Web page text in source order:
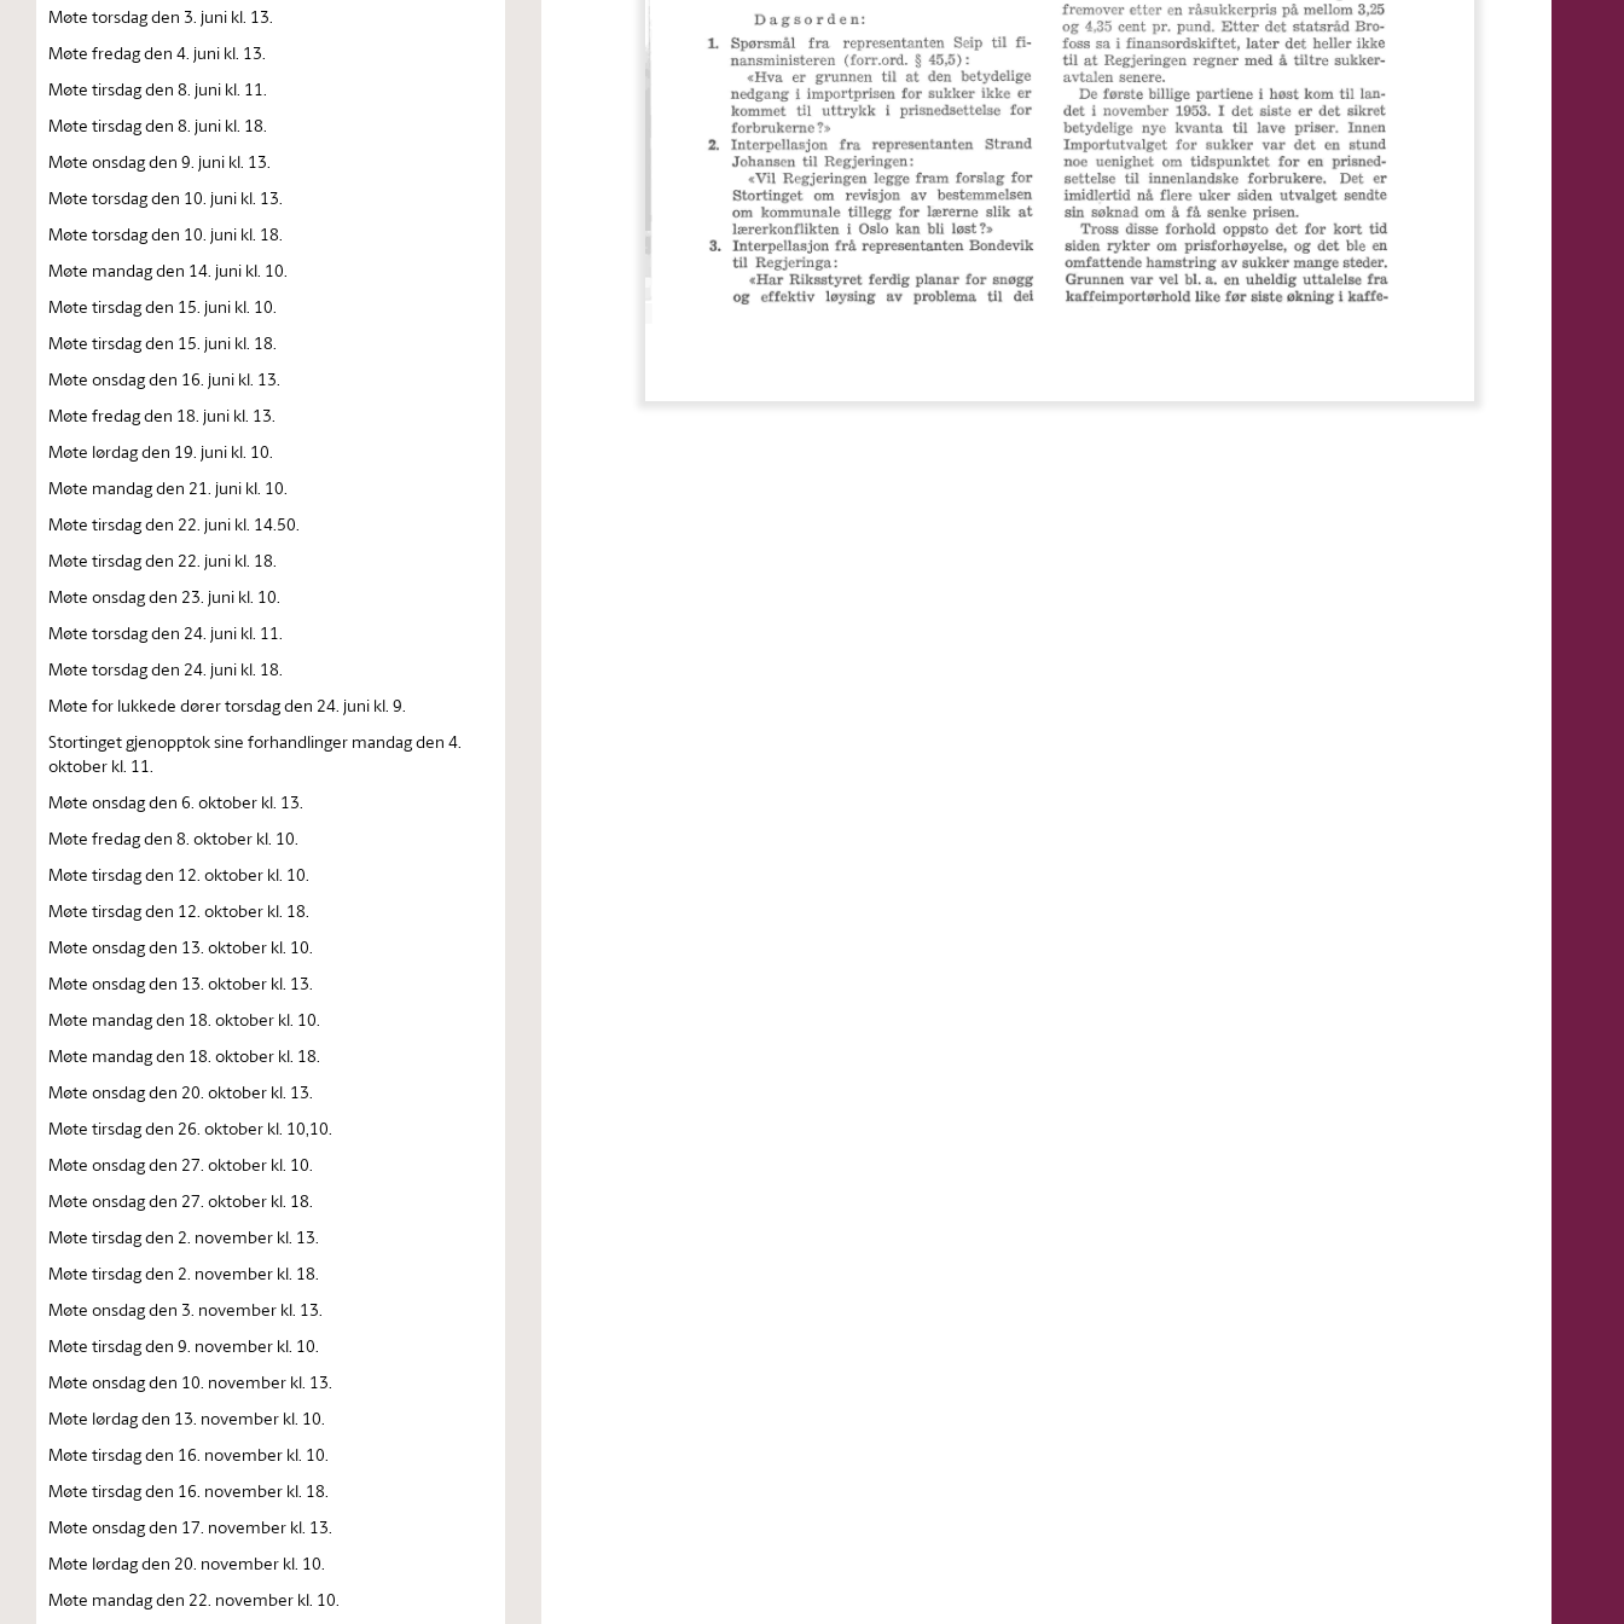
Møte torsdag den 3. juni kl. 13.
Møte fredag den 4. juni kl. 13.
Møte tirsdag den 8. juni kl. 11.
Møte tirsdag den 8. juni kl. 18.
Møte onsdag den 9. juni kl. 13.
Møte torsdag den 10. juni kl. 13.
Møte torsdag den 10. juni kl. 18.
Møte mandag den 14. juni kl. 10.
Møte tirsdag den 15. juni kl. 10.
Møte tirsdag den 15. juni kl. 18.
Møte onsdag den 16. juni kl. 13.
Møte fredag den 18. juni kl. 13.
Møte lørdag den 19. juni kl. 10.
Møte mandag den 21. juni kl. 10.
Møte tirsdag den 22. juni kl. 14.50.
Møte tirsdag den 22. juni kl. 18.
Møte onsdag den 23. juni kl. 10.
Møte torsdag den 24. juni kl. 11.
Møte torsdag den 24. juni kl. 18.
Møte for lukkede dører torsdag den 24. juni kl. 9.
Stortinget gjenopptok sine forhandlinger mandag den 4.
oktober kl. 11.
Møte onsdag den 6. oktober kl. 13.
Møte fredag den 8. oktober kl. 10.
Møte tirsdag den 12. oktober kl. 10.
Møte tirsdag den 12. oktober kl. 18.
Møte onsdag den 13. oktober kl. 10.
Møte onsdag den 13. oktober kl. 13.
Møte mandag den 18. oktober kl. 10.
Møte mandag den 18. oktober kl. 18.
Møte onsdag den 20. oktober kl. 13.
Møte tirsdag den 26. oktober kl. 10,10.
Møte onsdag den 27. oktober kl. 10.
Møte onsdag den 27. oktober kl. 18.
Møte tirsdag den 2. november kl. 13.
Møte tirsdag den 2. november kl. 18.
Møte onsdag den 3. november kl. 13.
Møte tirsdag den 9. november kl. 10.
Møte onsdag den 10. november kl. 13.
Møte lørdag den 13. november kl. 10.
Møte tirsdag den 16. november kl. 10.
Møte tirsdag den 16. november kl. 18.
Møte onsdag den 17. november kl. 13.
Møte lørdag den 20. november kl. 10.
Møte mandag den 22. november kl. 10.